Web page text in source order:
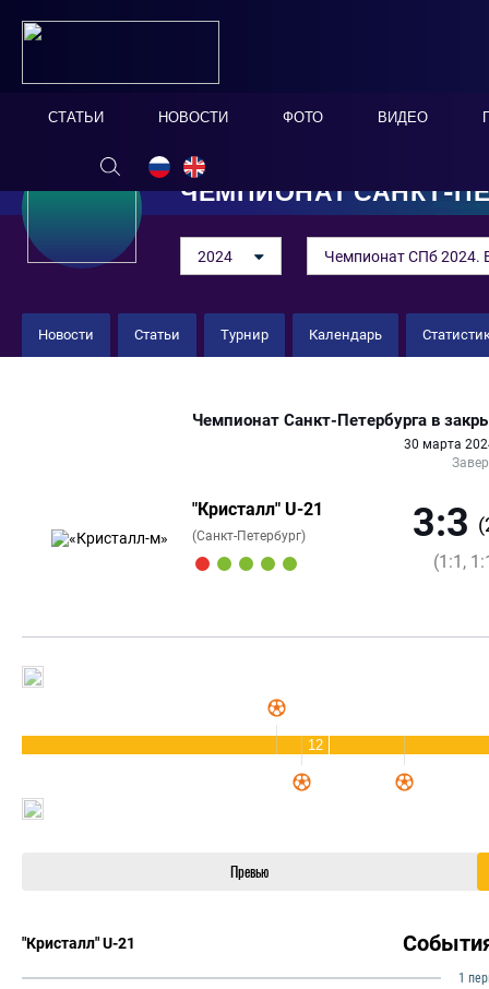
СТАТЬИ НОВОСТИ ФОТО ВИДЕО
ЧЕМПИОНАТ САНКТ-
2024 Чемпионат СПб 2024.
Новости Статьи Турнир Календарь
Чемпионат Санкт-Петербурга в
30 марта
"Кристалл" U-21
(Санкт-Петербург) 3:3
(1:1,
12
Превью
"Кристалл" U-21
1